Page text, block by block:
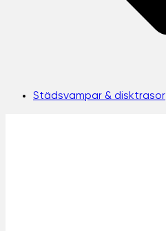
Städsvampar & disktrasor